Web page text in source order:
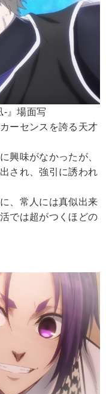
-』場面写
ーセンスを誇る天才
興味がなかったが、
され、強引に誘われ
、常人には真似出来
では超がつくほどの